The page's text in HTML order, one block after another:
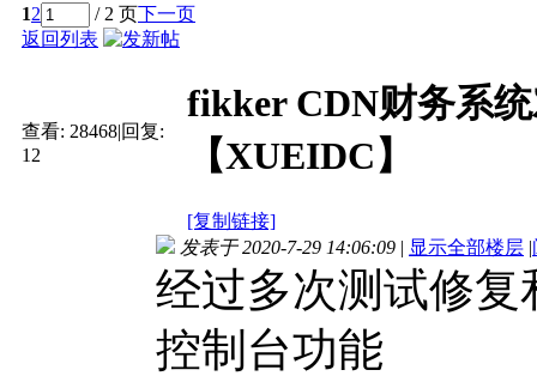
12 / 2 页下一页
返回列表
查看: 28468|回复:
12
fikker CDN财务系
【XUEIDC】
[复制链接]
发表于 2020-7-29 14:06:09 | 显示全部楼层 |
经过多次测试修
控制台功能